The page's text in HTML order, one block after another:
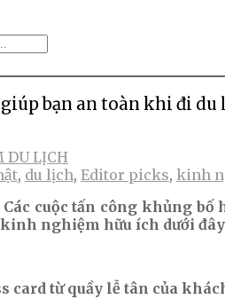
bạn an toàn khi đi du
DU LỊCH
, du lịch, Editor picks, kinh
cuộc tấn công khủng
nghiệm hữu ích dưới
card từ quầy lễ tân của